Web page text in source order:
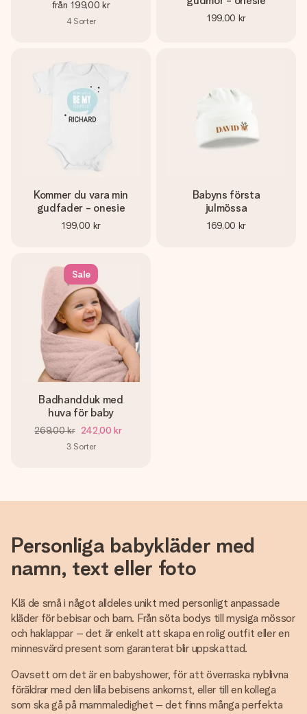
från 199,00 kr
4 Sorter 199,00 kr
Kommer du vara min
gudfader - onesie
199,00 kr
Babyns första
julmössa
169,00 kr
Sale
Badhandduk med
huva för baby
269,00 kr 242,00 kr
3 Sorter
Personliga babykläder med
namn, text eller foto
Klä de små i något alldeles unikt med personligt anpassade
kläder för bebisar och barn. Från söta bodys till mysiga mössor
och haklappar – det är enkelt att skapa en rolig outfit eller en
minnesvärd present som garanterat blir uppskattad.
Oavsett om det är en babyshower, för att överraska nyblivna
föräldrar med den lilla bebisens ankomst, eller till en kollega
som ska gå på mammaledighet – det finns många perfekta